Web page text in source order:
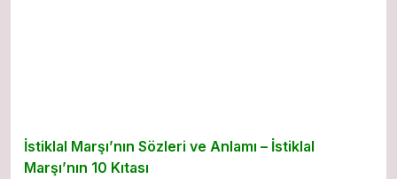
İstiklal Marşı’nın Sözleri ve Anlamı – İstiklal
Marşı’nın 10 Kıtası